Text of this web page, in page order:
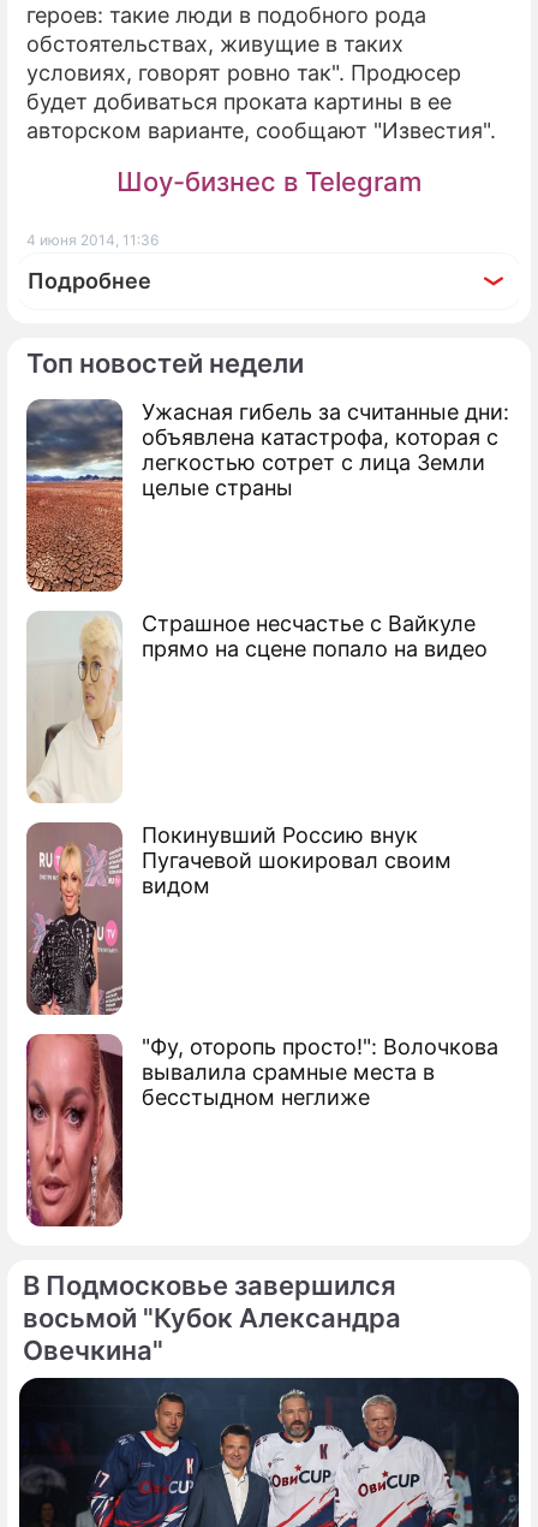
Топ новостей недели
Ужасная гибель за считанные дни:
объявлена катастрофа, которая с
легкостью сотрет с лица Земли
целые страны
Страшное несчастье с Вайкуле
прямо на сцене попало на видео
Покинувший Россию внук
Пугачевой шокировал своим
видом
"Фу, оторопь просто!": Волочкова
вывалила срамные места в
бесстыдном неглиже
героев: такие люди в подобного рода
обстоятельствах, живущие в таких
условиях, говорят ровно так". Продюсер
будет добиваться проката картины в ее
авторском варианте, сообщают "Известия".
Шоу-бизнес в Telegram
4 июня 2014, 11:36
Подробнее
По теме
Продолжение: В Каннах
решили заработать
Россия стала фаворитом в Каннах
Канны определились с фаворитами
Российский фильм стал триумфатором
Канн
Каннский кинофестиваль
В Подмосковье завершился
восьмой "Кубок Александра
Овечкина"